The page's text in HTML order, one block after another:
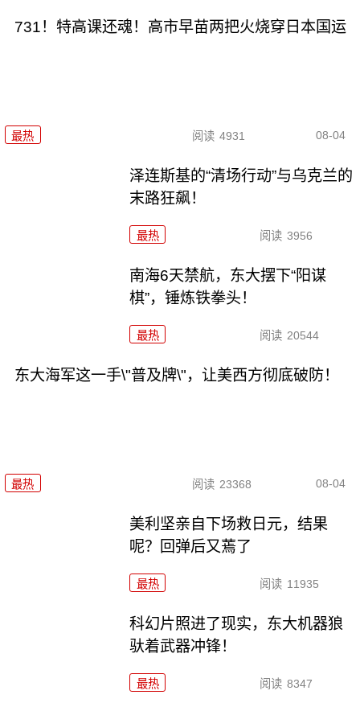
731！特高课还魂！高市早苗两把火烧穿日本国运
最热 阅读 4931 08-04
泽连斯基的“清场行动”与乌克兰的
末路狂飙！
最热 阅读 3956
南海6天禁航，东大摆下“阳谋
棋”，锤炼铁拳头！
最热 阅读 20544
东大海军这一手\"普及牌\"，让美西方彻底破防！
最热 阅读 23368 08-04
美利坚亲自下场救日元，结果
呢？回弹后又蔫了
最热 阅读 11935
科幻片照进了现实，东大机器狼
驮着武器冲锋！
最热 阅读 8347